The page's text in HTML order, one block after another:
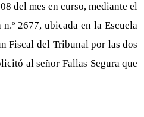
del mes en curso, mediante el
2677, ubicada en la Escuela
Fiscal del Tribunal por las dos
al señor Fallas Segura que